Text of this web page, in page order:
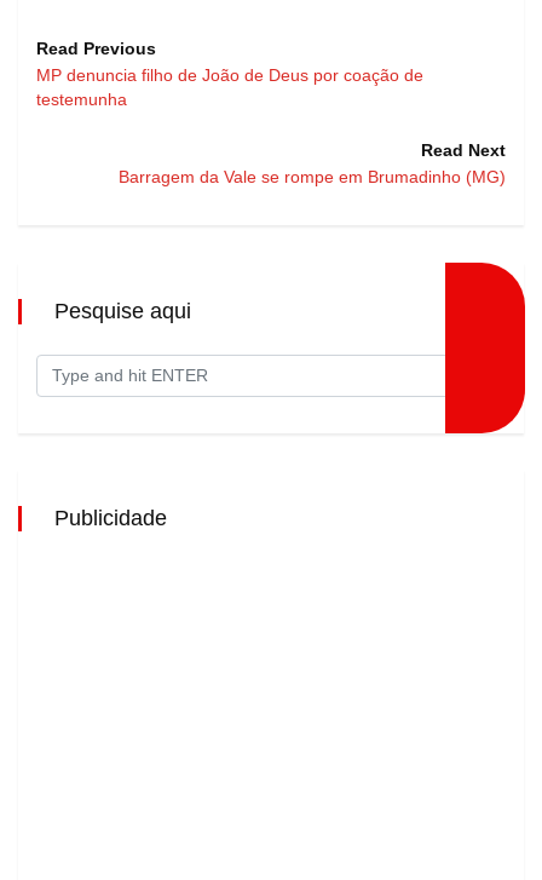
Read Previous
MP denuncia filho de João de Deus por coação de
testemunha
Read Next
Barragem da Vale se rompe em Brumadinho (MG)
Pesquise aqui
Publicidade